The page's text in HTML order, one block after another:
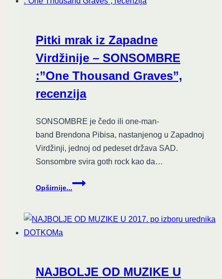
Stones
The
Stars”
sa
deepfake
Pitki mrak iz Zapadne
Virdžinije – SONSOMBRE
:”One Thousand Graves”,
recenzija
SONSOMBRE je čedo ili one-man-
band Brendona Pibisa, nastanjenog u Zapadnoj
Virdžinji, jednoj od pedeset država SAD.
Sonsombre svira goth rock kao da…
Opširnije...
Pitki
mrak
Zapadne
Thousand
NAJBOLJE OD MUZIKE U